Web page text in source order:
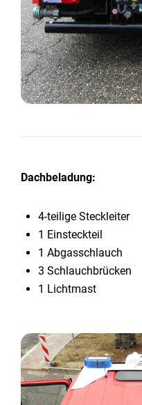
Dachbeladung:
4-teilige Steckleiter
1 Einsteckteil
1 Abgasschlauch
3 Schlauchbrücken
1 Lichtmast